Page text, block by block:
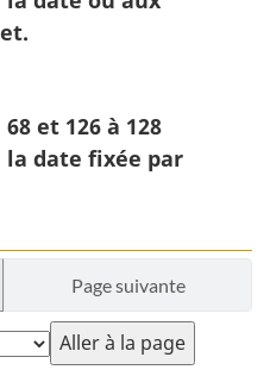
et 126 à 128
date fixée par
Page suivante